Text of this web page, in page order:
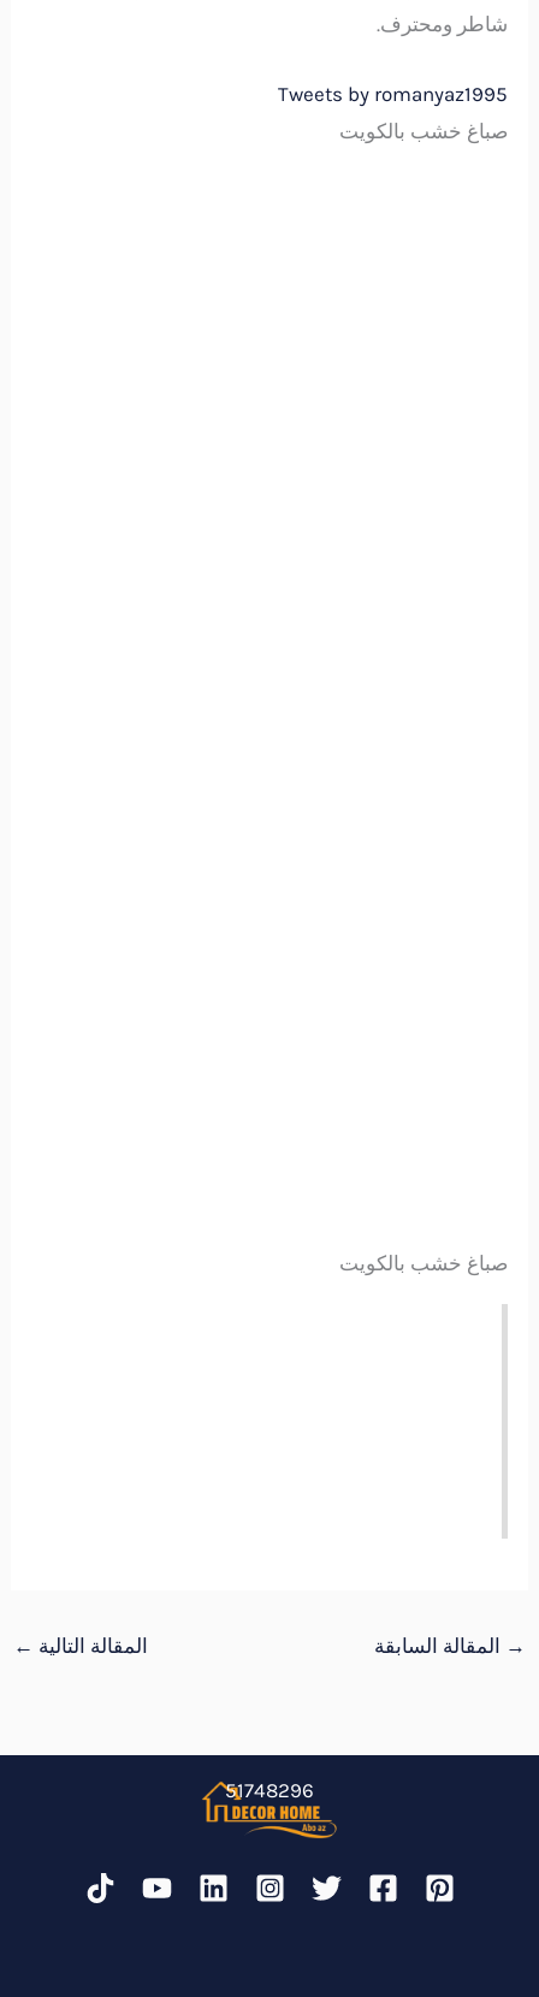
شاطر ومحترف.
Tweets by romanyaz1995
صباغ خشب بالكويت
صباغ خشب بالكويت
→ المقالة السابقة المقالة التالية ←
51748296